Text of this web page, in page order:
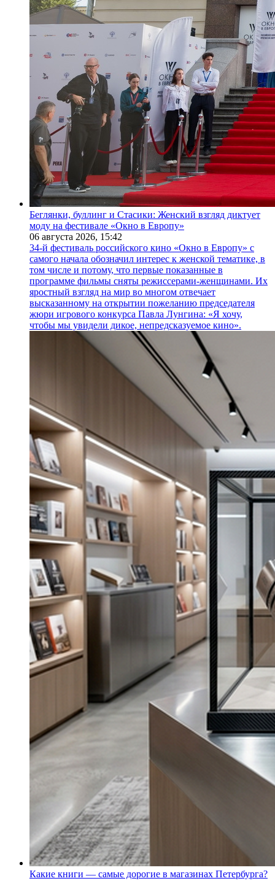
Беглянки, буллинг и Стасики: Женский взгляд диктует
моду на фестивале «Окно в Европу»
06 августа 2026, 15:42
34-й фестиваль российского кино «Окно в Европу» с
самого начала обозначил интерес к женской тематике, в
том числе и потому, что первые показанные в
программе фильмы сняты режиссерами-женщинами. Их
яростный взгляд на мир во многом отвечает
высказанному на открытии пожеланию председателя
жюри игрового конкурса Павла Лунгина: «Я хочу,
чтобы мы увидели дикое, непредсказуемое кино».
Какие книги — самые дорогие в магазинах Петербурга?